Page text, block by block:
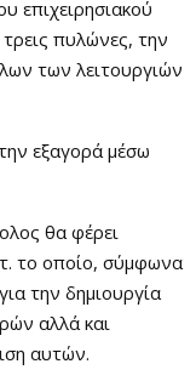
επιχειρησιακού
πυλώνες, την
των λειτουργιών
εξαγορά μέσω
θα φέρει
το οποίο, σύμφωνα
την δημιουργία
αλλά και
αυτών.